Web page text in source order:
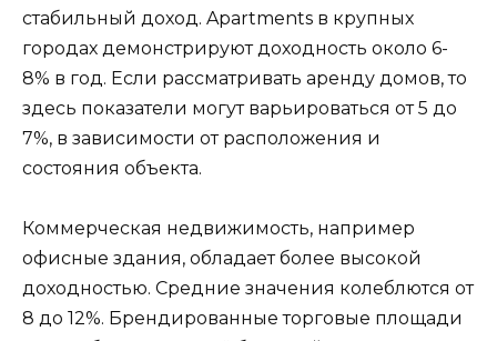
стабильный доход. Apartments в крупных
городах демонстрируют доходность около 6-
8% в год. Если рассматривать аренду домов, то
здесь показатели могут варьироваться от 5 до
7%, в зависимости от расположения и
состояния объекта.
Коммерческая недвижимость, например
офисные здания, обладает более высокой
доходностью. Средние значения колеблются от
8 до 12%. Брендированные торговые площади